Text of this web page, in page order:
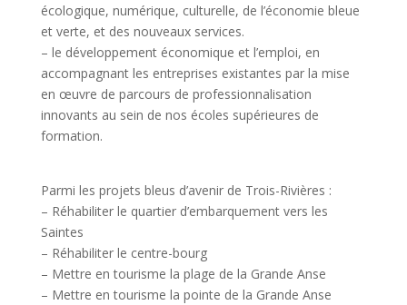
écologique, numérique, culturelle, de l’économie bleue
et verte, et des nouveaux services.
– le développement économique et l’emploi, en
accompagnant les entreprises existantes par la mise
en œuvre de parcours de professionnalisation
innovants au sein de nos écoles supérieures de
formation.
Parmi les projets bleus d’avenir de Trois-Rivières :
– Réhabiliter le quartier d’embarquement vers les
Saintes
– Réhabiliter le centre-bourg
– Mettre en tourisme la plage de la Grande Anse
– Mettre en tourisme la pointe de la Grande Anse